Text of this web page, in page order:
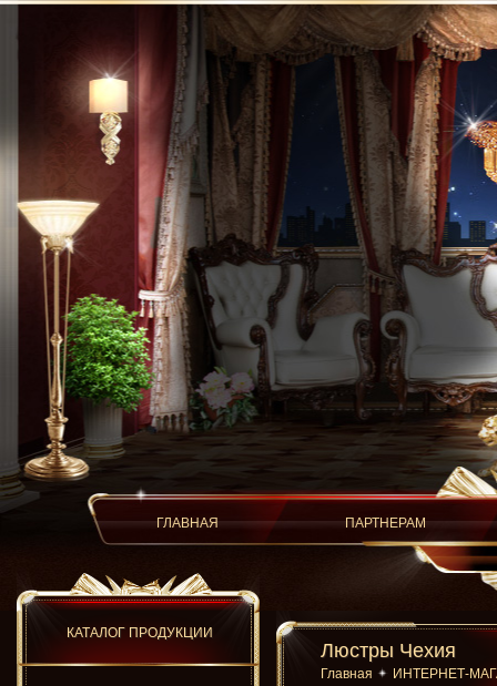
ГЛАВНАЯ ПАРТНЕРАМ
КАТАЛОГ ПРОДУКЦИИ
Люстры Чехия
Главная ИНТЕРНЕТ-